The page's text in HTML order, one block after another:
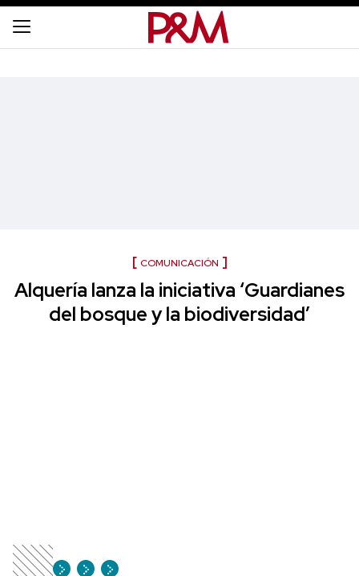
COMUNICACIÓN
Alquería lanza la iniciativa ‘Guardianes
del bosque y la biodiversidad’